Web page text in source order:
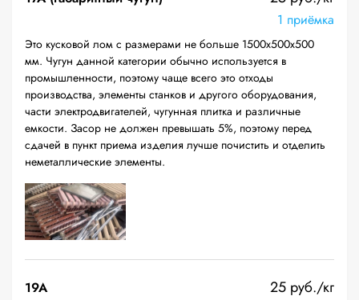
1 приёмка
Это кусковой лом с размерами не больше 1500х500х500
мм. Чугун данной категории обычно используется в
промышленности, поэтому чаще всего это отходы
производства, элементы станков и другого оборудования,
части электродвигателей, чугунная плитка и различные
емкости. Засор не должен превышать 5%, поэтому перед
сдачей в пункт приема изделия лучше почистить и отделить
неметаллические элементы.
19A 25 руб./кг